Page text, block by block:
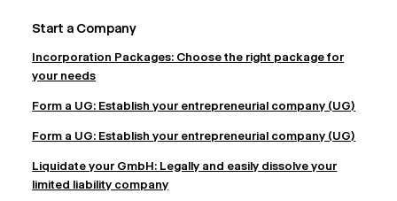
Start a Company
Incorporation Packages: Choose the right package for
your needs
Form a UG: Establish your entrepreneurial company (UG)
Form a UG: Establish your entrepreneurial company (UG)
Liquidate your GmbH: Legally and easily dissolve your
limited liability company